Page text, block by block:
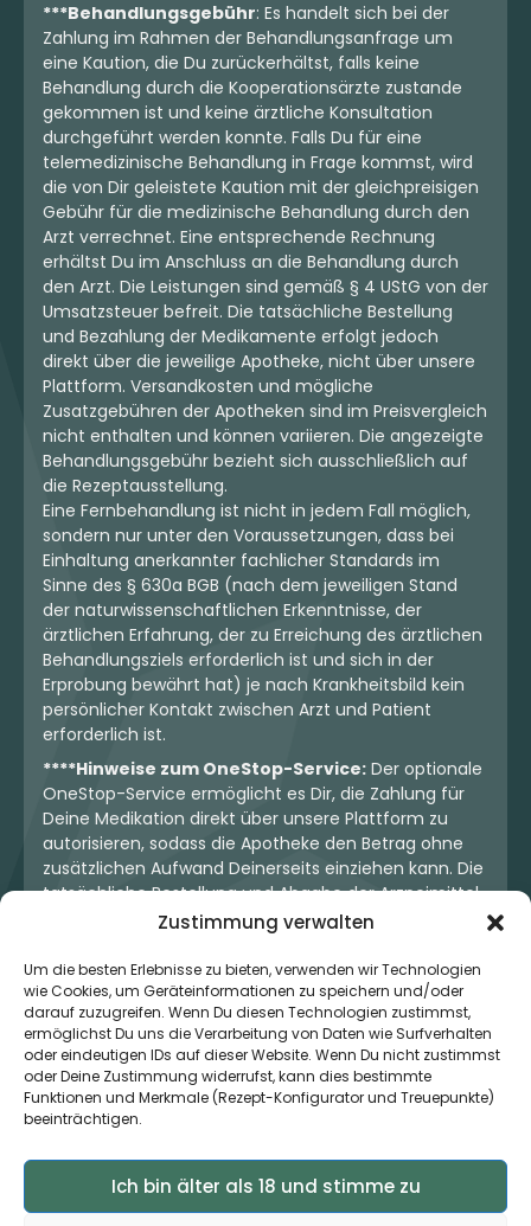
Zustimmung verwalten
Um die besten Erlebnisse zu bieten, verwenden wir Technologien
wie Cookies, um Geräteinformationen zu speichern und/oder
darauf zuzugreifen. Wenn Du diesen Technologien zustimmst,
ermöglichst Du uns die Verarbeitung von Daten wie Surfverhalten
oder eindeutigen IDs auf dieser Website. Wenn Du nicht zustimmst
oder Deine Zustimmung widerrufst, kann dies bestimmte
Funktionen und Merkmale (Rezept-Konfigurator und Treuepunkte)
beeinträchtigen.
Ich bin älter als 18 und stimme zu
***Behandlungsgebühr: Es handelt sich bei der
Zahlung im Rahmen der Behandlungsanfrage um
eine Kaution, die Du zurückerhältst, falls keine
Behandlung durch die Kooperationsärzte zustande
gekommen ist und keine ärztliche Konsultation
durchgeführt werden konnte. Falls Du für eine
telemedizinische Behandlung in Frage kommst, wird
die von Dir geleistete Kaution mit der gleichpreisigen
Gebühr für die medizinische Behandlung durch den
Arzt verrechnet. Eine entsprechende Rechnung
erhältst Du im Anschluss an die Behandlung durch
den Arzt. Die Leistungen sind gemäß § 4 UStG von der
Umsatzsteuer befreit. Die tatsächliche Bestellung
und Bezahlung der Medikamente erfolgt jedoch
direkt über die jeweilige Apotheke, nicht über unsere
Plattform. Versandkosten und mögliche
Zusatzgebühren der Apotheken sind im Preisvergleich
nicht enthalten und können variieren. Die angezeigte
Behandlungsgebühr bezieht sich ausschließlich auf
die Rezeptausstellung.
Eine Fernbehandlung ist nicht in jedem Fall möglich,
sondern nur unter den Voraussetzungen, dass bei
Einhaltung anerkannter fachlicher Standards im
Sinne des § 630a BGB (nach dem jeweiligen Stand
der naturwissenschaftlichen Erkenntnisse, der
ärztlichen Erfahrung, der zu Erreichung des ärztlichen
Behandlungsziels erforderlich ist und sich in der
Erprobung bewährt hat) je nach Krankheitsbild kein
persönlicher Kontakt zwischen Arzt und Patient
erforderlich ist.
****Hinweise zum OneStop-Service: Der optionale
OneStop-Service ermöglicht es Dir, die Zahlung für
Deine Medikation direkt über unsere Plattform zu
autorisieren, sodass die Apotheke den Betrag ohne
zusätzlichen Aufwand Deinerseits einziehen kann. Die
tatsächliche Bestellung und Abgabe der Arzneimittel
erfolgt jedoch ausschließlich über die jeweilige
Dir und der Apotheke. Unser OneStop-Service stellt
kein pharmazeutisches Angebot dar, sondern dient
lediglich der komfortablen Zahlungsabwicklung. Die
Nutzung ist freiwillig und hat keinerlei Einfluss auf die
ärztliche Therapieentscheidung oder die Wahl der
verschriebenen Medikation. Apotheken sind rechtlich
unabhängig und unterliegen den gesetzlichen